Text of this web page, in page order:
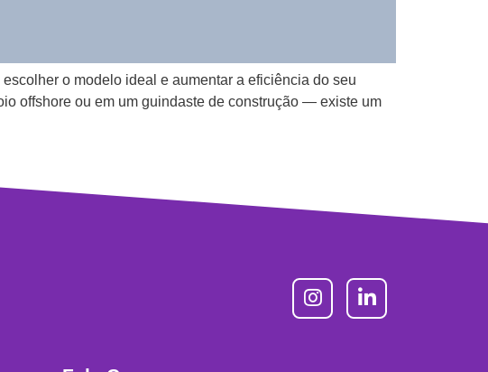
o modelo ideal e aumentar a eficiência do seu
offshore ou em um guindaste de construção — existe um